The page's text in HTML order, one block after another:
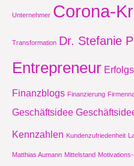
Unternehmer Corona-
Transformation Dr. Stefanie
Entrepreneur
Finanzblogs Finanzierung
Geschäftsidee
Kennzahlen Kundenzufriedenheit
Matthias Aumann Mittelstand